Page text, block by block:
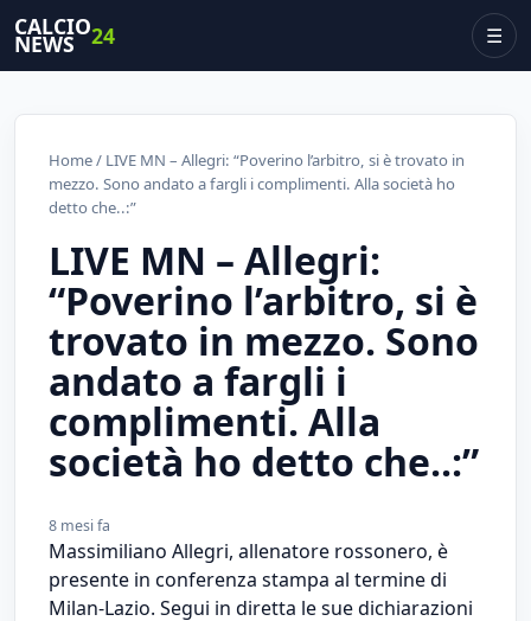
CALCIO
NEWS 24 ☰
Home/ LIVE MN – Allegri: “Poverino l’arbitro, si è trovato in
mezzo. Sono andato a fargli i complimenti. Alla società ho
detto che..:”
LIVE MN – Allegri:
“Poverino l’arbitro, si è
trovato in mezzo. Sono
andato a fargli i
complimenti. Alla
società ho detto che..:”
8 mesi fa
Massimiliano Allegri, allenatore rossonero, è
presente in conferenza stampa al termine di
Milan-Lazio. Segui in diretta le sue dichiarazioni